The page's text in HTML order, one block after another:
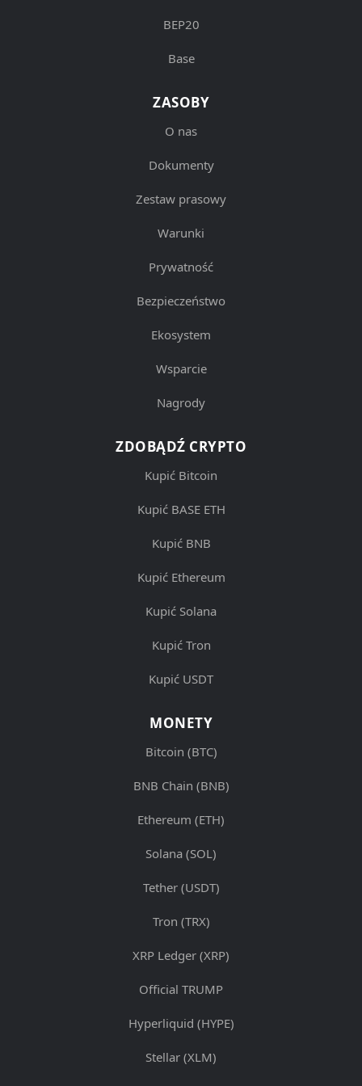
BEP20
Base
ZASOBY
O nas
Dokumenty
Zestaw prasowy
Warunki
Prywatność
Bezpieczeństwo
Ekosystem
Wsparcie
Nagrody
ZDOBĄDŹ CRYPTO
Kupić Bitcoin
Kupić BASE ETH
Kupić BNB
Kupić Ethereum
Kupić Solana
Kupić Tron
Kupić USDT
MONETY
Bitcoin (BTC)
BNB Chain (BNB)
Ethereum (ETH)
Solana (SOL)
Tether (USDT)
Tron (TRX)
XRP Ledger (XRP)
Official TRUMP
Hyperliquid (HYPE)
Stellar (XLM)